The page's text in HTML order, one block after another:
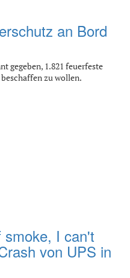
an Bord
gegeben, 1.821 feuerfeste
zu wollen.
I can't
von UPS in